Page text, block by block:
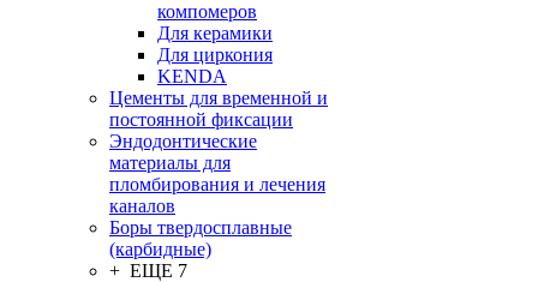
компомеров
Для керамики
Для циркония
KENDA
Цементы для временной и
постоянной фиксации
Эндодонтические
материалы для
пломбирования и лечения
каналов
Боры твердосплавные
(карбидные)
+ ЕЩЕ 7